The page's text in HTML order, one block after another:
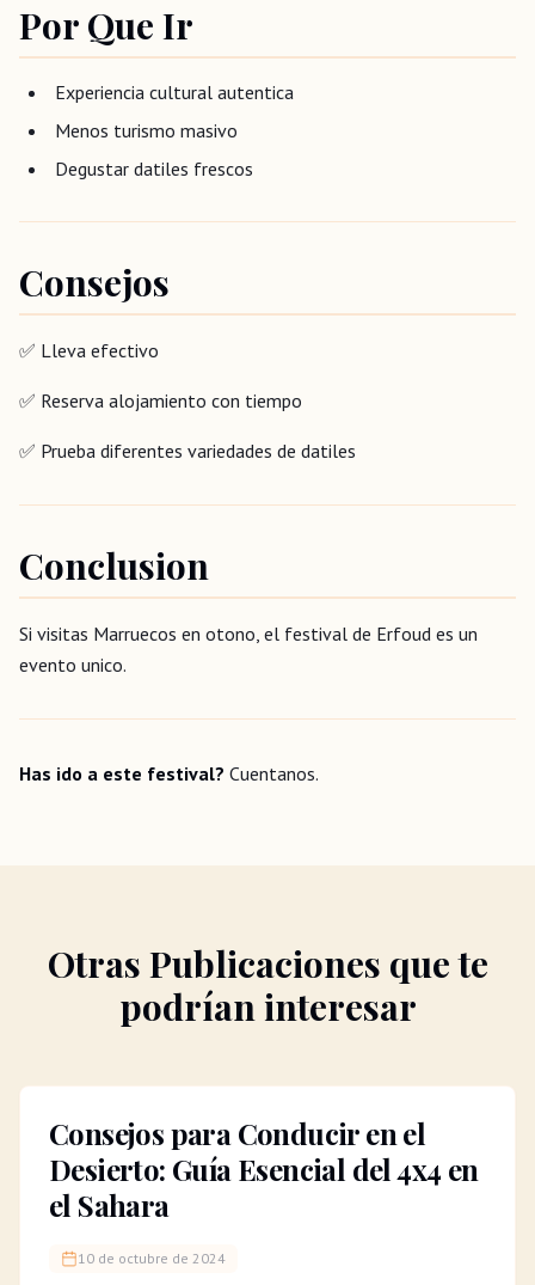
Por Que Ir
Experiencia cultural autentica
Menos turismo masivo
Degustar datiles frescos
Consejos
✅ Lleva efectivo
✅ Reserva alojamiento con tiempo
✅ Prueba diferentes variedades de datiles
Conclusion
Si visitas Marruecos en otono, el festival de Erfoud es un
evento unico.
Has ido a este festival? Cuentanos.
Otras Publicaciones que te
podrían interesar
Consejos para Conducir en el
Desierto: Guía Esencial del 4x4 en
el Sahara
10 de octubre de 2024